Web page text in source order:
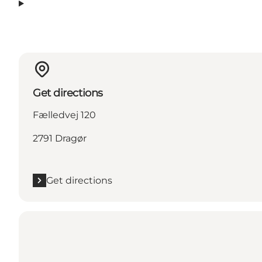
Get directions
Fælledvej 120
2791 Dragør
Get directions